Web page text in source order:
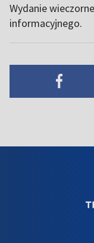
Wydanie
informacyjnego.